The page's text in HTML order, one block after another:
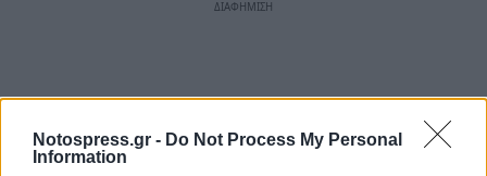
Notospress.gr - Do Not Process My Personal
Information